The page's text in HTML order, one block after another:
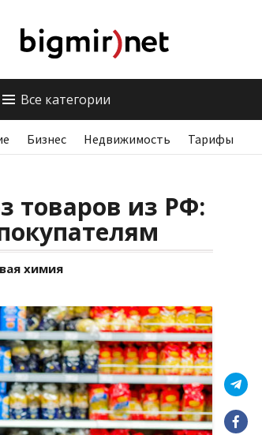
Все категории
Бизнес Недвижимость Тарифы
товаров из РФ:
химия